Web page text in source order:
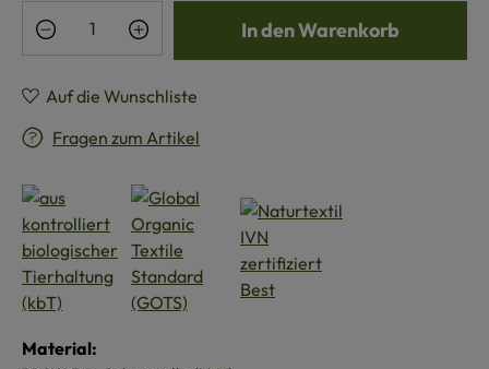
Produkt Anzahl: Gib den gewünschten
In den Warenkorb
Auf die Wunschliste
Fragen zum Artikel
Material: